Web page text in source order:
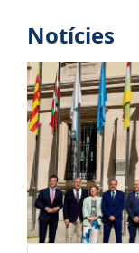
Notícies